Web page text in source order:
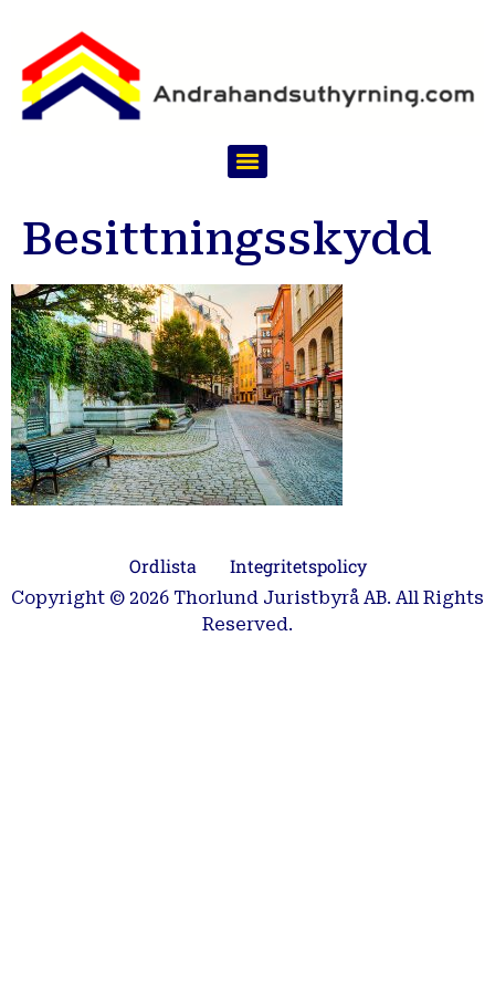
Besittningsskydd
Ordlista Integritetspolicy
Copyright © 2026 Thorlund Juristbyrå AB. All Rights
Reserved.